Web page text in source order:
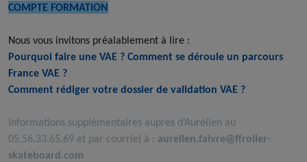
COMPTE FORMATION
Nous vous invitons préalablement à lire :
Pourquoi faire une VAE ? Comment se déroule un parcours
France VAE ?
Comment rédiger votre dossier de validation VAE ?
Informations supplémentaires auprès d’Aurélien au
05.56.33.65.69 et par courriel à : aurelien.faivre@ffroller-
skateboard.com